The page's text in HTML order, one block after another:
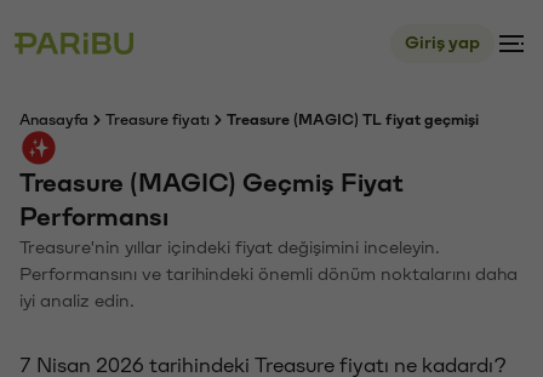
Giriş yap
Anasayfa Treasure fiyatı Treasure (MAGIC) TL fiyat geçmişi
Treasure (MAGIC) Geçmiş Fiyat
Performansı
Treasure'nin yıllar içindeki fiyat değişimini inceleyin.
Performansını ve tarihindeki önemli dönüm noktalarını daha
iyi analiz edin.
7 Nisan 2026 tarihindeki Treasure fiyatı ne kadardı?